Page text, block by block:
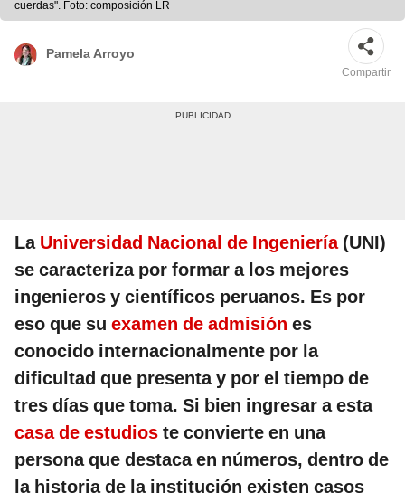
cuerdas". Foto: composición LR
Pamela Arroyo
Compartir
La Universidad Nacional de Ingeniería(UNI)
se caracteriza por formar a los mejores
ingenieros y científicos peruanos. Es por
eso que su examen de admisión es
conocido internacionalmente por la
dificultad que presenta y por el tiempo de
tres días que toma. Si bien ingresar a esta
casa de estudios te convierte en una
persona que destaca en números, dentro de
la historia de la institución existen casos